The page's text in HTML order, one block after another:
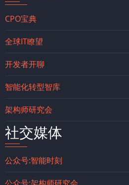
CPO宝典
全球IT瞭望
开发者开聊
智能化转型智库
架构师研究会
社交媒体
公众号:智能时刻